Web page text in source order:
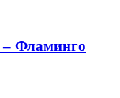
– Фламинго